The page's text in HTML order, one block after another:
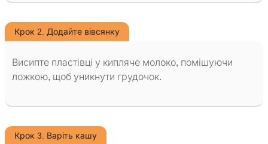
Крок 2. Додайте вівсянку
Висипте пластівці у кипляче молоко, помішуючи
ложкою, щоб уникнути грудочок.
Крок 3. Варіть кашу